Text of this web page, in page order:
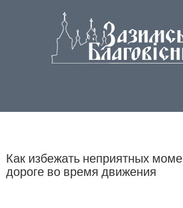
Как избежать неприятных
дороге во время движения